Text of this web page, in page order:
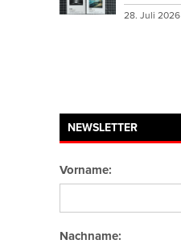
28. Juli 2026
NEWSLETTER
Vorname:
Nachname: